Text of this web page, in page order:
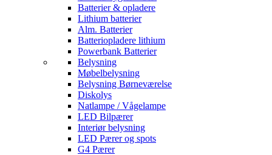
Batterier & opladere
Lithium batterier
Alm. Batterier
Batteriopladere lithium
Powerbank Batterier
Belysning
Møbelbelysning
Belysning Børneværelse
Diskolys
Natlampe / Vågelampe
LED Bilpærer
Interiør belysning
LED Pærer og spots
G4 Pærer